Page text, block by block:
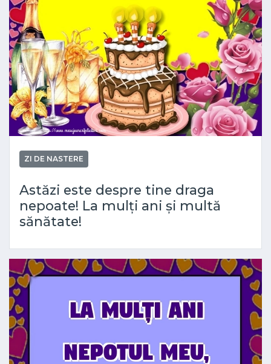
ZI DE NASTERE
Astăzi este despre tine draga
nepoate! La mulți ani și multă
sănătate!